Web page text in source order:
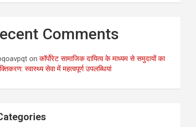
Comments
onकॉर्पोरेट सामाजिक दायित्व के माध्यम से समुदायों का
स्वास्थ्य सेवा में महत्वपूर्ण उपलब्धियां